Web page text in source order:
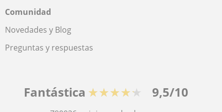
Comunidad
Novedades y Blog
Preguntas y respuestas
Fantástica ★★★★★ 9,5/10